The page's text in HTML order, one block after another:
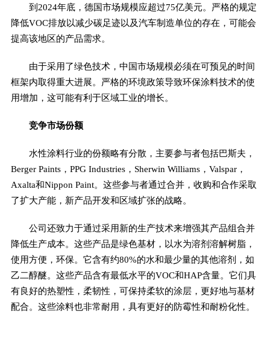
到2024年底，德国市场规模应超过75亿美元。严格的规定
降低VOC排放以减少碳足迹以及汽车制造单位的存在，可能会
提高该地区的产品需求。
由于采用了绿色技术，中国市场规模必须在可预见的时间
框架内取得重大进展。严格的环境政策导致环保涂料技术的使
用增加，这可能有利于区域工业的增长。
竞争市场份额
水性涂料行业的份额略有分散，主要参与者包括巴斯夫，
Berger Paints，PPG Industries，Sherwin Williams，Valspar，
Axalta和Nippon Paint。这些参与者通过合并，收购和合作采取
了扩大产能，新产品开发和区域扩张的战略。
公司还致力于通过采用新的生产技术来增强其产品组合并
降低生产成本。这些产品是绿色基材，以水为溶剂溶解树脂，
使用方便，环保。它含有约80%的水和最少量的其他溶剂，如
乙二醇醚。这些产品含有最低水平的VOC和HAP含量。它们具
有良好的热塑性，柔韧性，可保持柔软的涂层，更好地与基材
配合。这些涂料也非常耐用，具有更好的防霉性和耐粉化性。